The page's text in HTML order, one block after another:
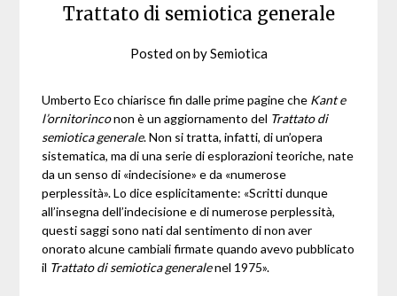
Trattato di semiotica generale
Posted onbySemiotica
Umberto Eco chiarisce fin dalle prime pagine che Kant e
l’ornitorinconon è un aggiornamento del Trattato di
semiotica generale. Non si tratta, infatti, di un’opera
sistematica, ma di una serie di esplorazioni teoriche, nate
da un senso di «indecisione» e da «numerose
perplessità». Lo dice esplicitamente: «Scritti dunque
all’insegna dell’indecisione e di numerose perplessità,
questi saggi sono nati dal sentimento di non aver
onorato alcune cambiali firmate quando avevo pubblicato
il Trattato di semiotica generalenel 1975».